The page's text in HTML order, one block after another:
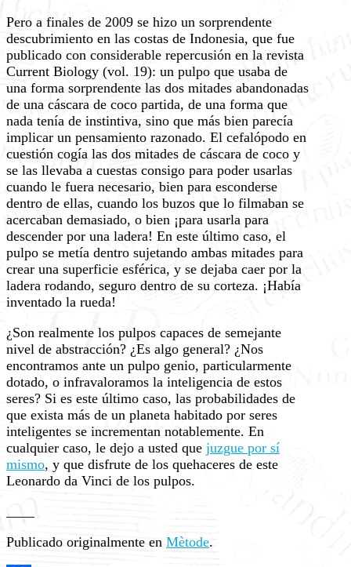
Pero a finales de 2009 se hizo un sorprendente
descubrimiento en las costas de Indonesia, que fue
publicado con considerable repercusión en la revista
Current Biology (vol. 19): un pulpo que usaba de
una forma sorprendente las dos mitades abandonadas
de una cáscara de coco partida, de una forma que
nada tenía de instintiva, sino que más bien parecía
implicar un pensamiento razonado. El cefalópodo en
cuestión cogía las dos mitades de cáscara de coco y
se las llevaba a cuestas consigo para poder usarlas
cuando le fuera necesario, bien para esconderse
dentro de ellas, cuando los buzos que lo filmaban se
acercaban demasiado, o bien ¡para usarla para
descender por una ladera! En este último caso, el
pulpo se metía dentro sujetando ambas mitades para
crear una superficie esférica, y se dejaba caer por la
ladera rodando, seguro dentro de su corteza. ¡Había
inventado la rueda!
¿Son realmente los pulpos capaces de semejante
nivel de abstracción? ¿Es algo general? ¿Nos
encontramos ante un pulpo genio, particularmente
dotado, o infravaloramos la inteligencia de estos
seres? Si es este último caso, las probabilidades de
que exista más de un planeta habitado por seres
inteligentes se incrementan notablemente. En
cualquier caso, le dejo a usted que juzgue por sí
mismo, y que disfrute de los quehaceres de este
Leonardo da Vinci de los pulpos.
Publicado originalmente en Mètode.